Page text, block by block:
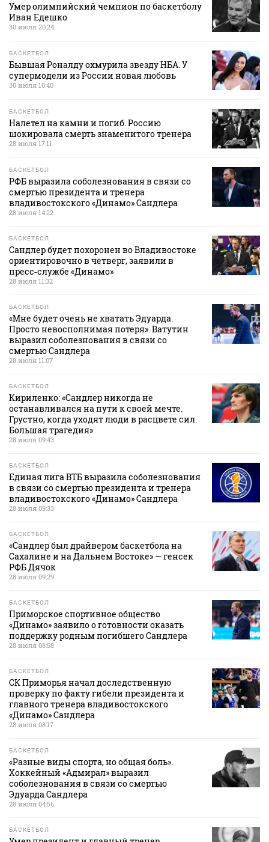
Умер олимпийский чемпион по баскетболу
Иван Едешко
30 июля 20:24
БАСКЕТБОЛ
Бывшая Роналду охмурила звезду НБА. У
супермодели из России новая любовь
30 июля 10:40
БАСКЕТБОЛ
Налетел на камни и погиб. Россию
шокировала смерть знаменитого тренера
28 июля 17:11
БАСКЕТБОЛ
РФБ выразила соболезнования в связи со
смертью президента и тренера
владивостокского «Динамо» Сандлера
28 июля 14:22
БАСКЕТБОЛ
Сандлер будет похоронен во Владивостоке
ориентировочно в четверг, заявили в
пресс‑службе «Динамо»
28 июля 11:32
БАСКЕТБОЛ
«Мне будет очень не хватать Эдуарда.
Просто невосполнимая потеря». Ватутин
выразил соболезнования в связи со
смертью Сандлера
28 июля 11:07
БАСКЕТБОЛ
Кириленко: «Сандлер никогда не
останавливался на пути к своей мечте.
Грустно, когда уходят люди в расцвете сил.
Большая трагедия»
28 июля 09:43
БАСКЕТБОЛ
Единая лига ВТБ выразила соболезнования
в связи со смертью президента и тренера
владивостокского «Динамо» Сандлера
28 июля 09:33
БАСКЕТБОЛ
«Сандлер был драйвером баскетбола на
Сахалине и на Дальнем Востоке» — генсек
РФБ Дячок
28 июля 09:29
БАСКЕТБОЛ
Приморское спортивное общество
«Динамо» заявило о готовности оказать
поддержку родным погибшего Сандлера
28 июля 08:58
БАСКЕТБОЛ
СК Приморья начал доследственную
проверку по факту гибели президента и
главного тренера владивостокского
«Динамо» Сандлера
28 июля 08:17
БАСКЕТБОЛ
«Разные виды спорта, но общая боль».
Хоккейный «Адмирал» выразил
соболезнования в связи со смертью
Эдуарда Сандлера
28 июля 04:56
БАСКЕТБОЛ